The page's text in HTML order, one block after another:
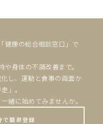
健康の総合相談窓口」で
身体の不調改善まで。
し、運動と食事の両面か
」。
緒に始めてみませんか。
で簡単登録